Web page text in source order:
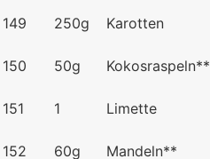
149
250g Karotten
150
50g Kokosraspeln**
151
1 Limette
152
60g Mandeln**